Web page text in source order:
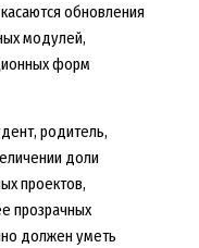
обновления
модулей,
форм
родитель,
доли
проектов,
прозрачных
должен уметь